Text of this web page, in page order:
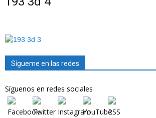
Sígueme en las redes
Síguenos en redes sociales